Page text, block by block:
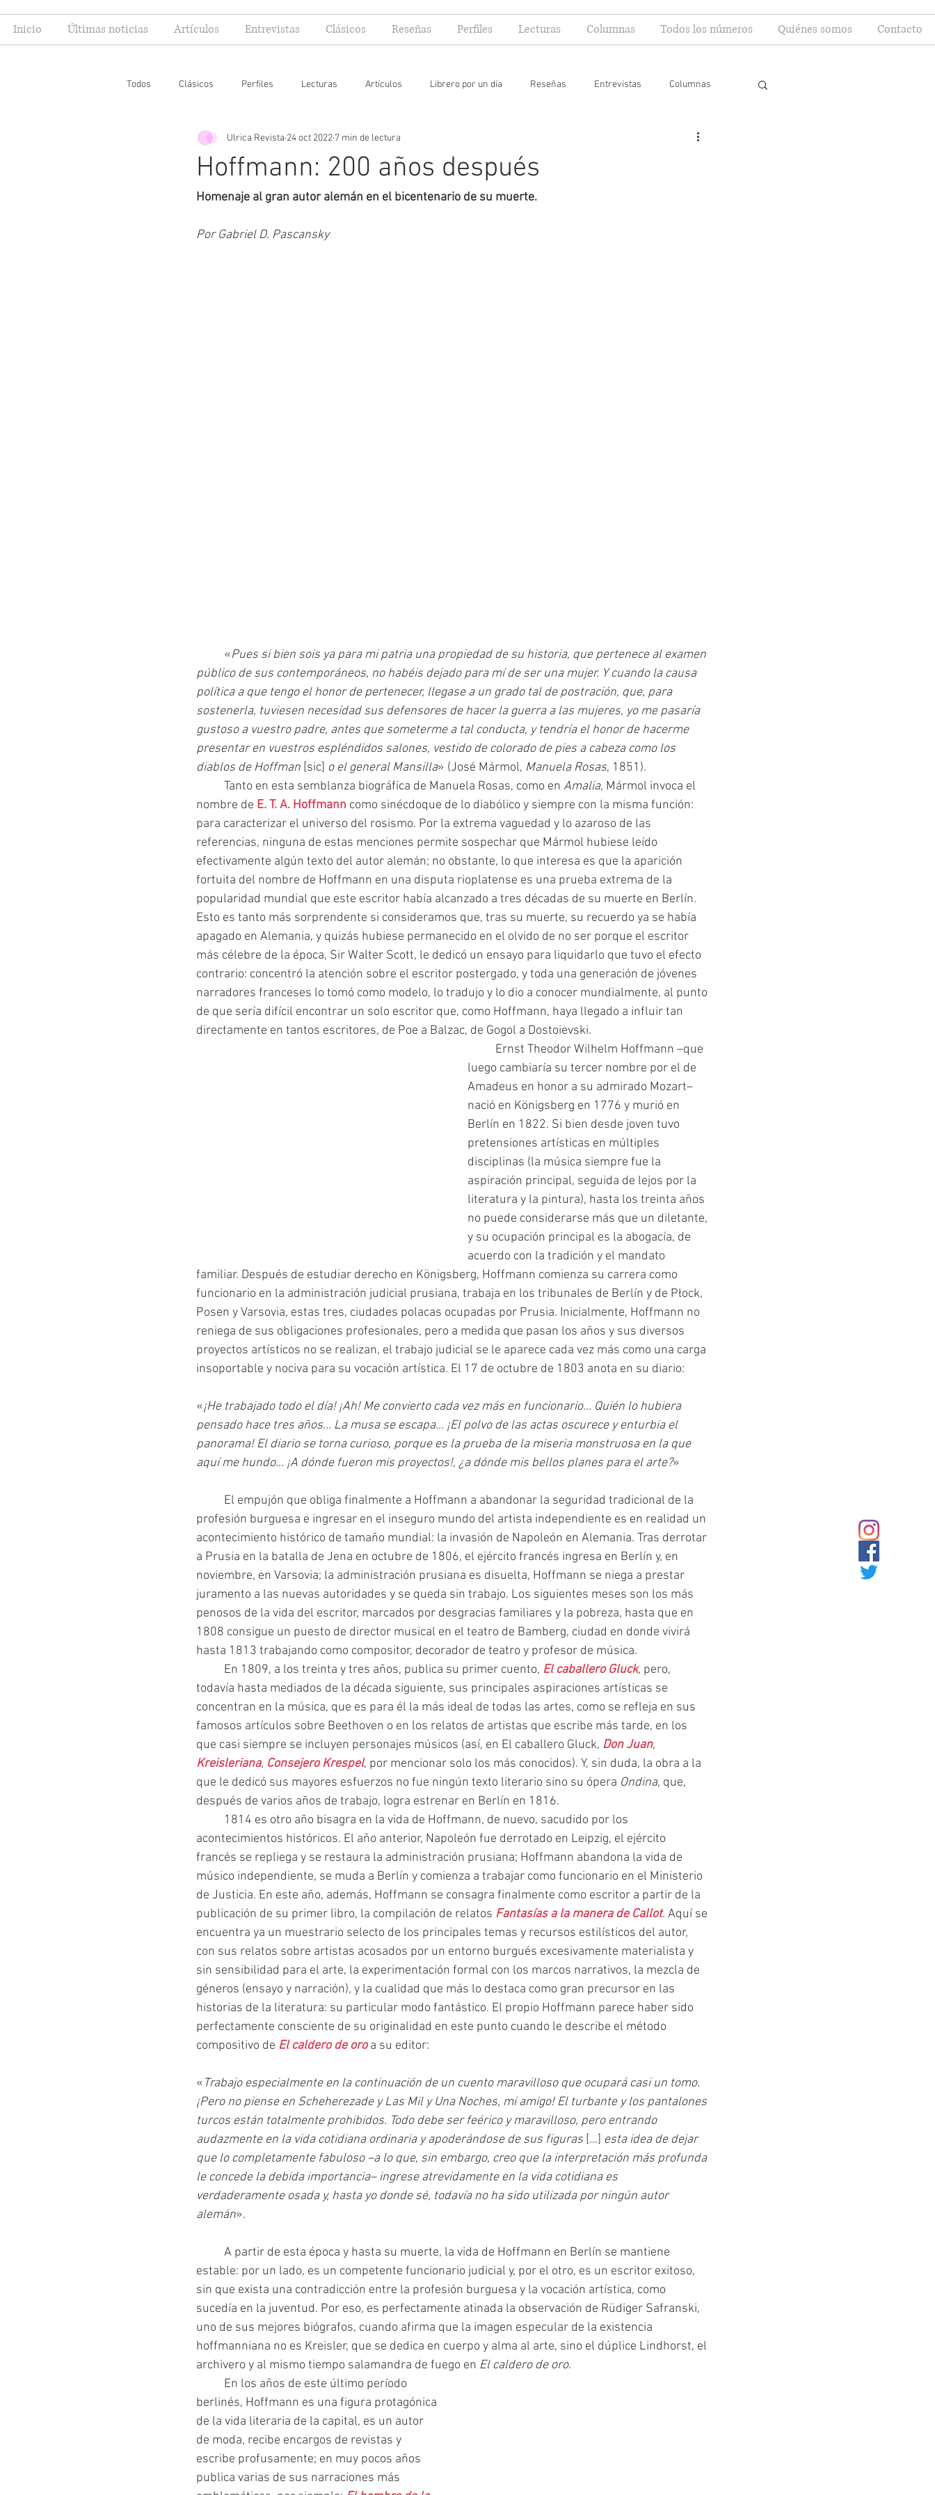
Inicio Últimas noticias Artículos Entrevistas Clásicos Reseñas Perfiles Lecturas Columnas Todos los números Quiénes somos Contacto
Todos Clásicos Perfiles Lecturas Artículos Librero por un día Reseñas Entrevistas Columnas
Editoriales Especial FIL Mi yo lector
Hoffmann: 200 años después
Ulrica Revista 24 oct 2022 7 min de lectura
Homenaje al gran autor alemán en el bicentenario de su muerte.
Por Gabriel D. Pascansky
	«
Pues si bien sois ya para mi patria una propiedad de su historia, que pertenece al examen
público de sus contemporáneos, no habéis dejado para mí de ser una mujer. Y cuando la causa
política a que tengo el honor de pertenecer, llegase a un grado tal de postración, que, para
sostenerla, tuviesen necesidad sus defensores de hacer la guerra a las mujeres, yo me pasaría
gustoso a vuestro padre, antes que someterme a tal conducta, y tendría el honor de hacerme
presentar en vuestros espléndidos salones, vestido de colorado de pies a cabeza como los
diablos de Hoffman [sic] o el general Mansilla» (José Mármol, Manuela Rosas, 1851).
Tanto en esta semblanza biográfica de Manuela Rosas, como en Amalia, Mármol invoca el
nombre de E. T. A. Hoffmann como sinécdoque de lo diabólico y siempre con la misma función:
para caracterizar el universo del rosismo. Por la extrema vaguedad y lo azaroso de las
referencias, ninguna de estas menciones permite sospechar que Mármol hubiese leído
efectivamente algún texto del autor alemán; no obstante, lo que interesa es que la aparición
fortuita del nombre de Hoffmann en una disputa rioplatense es una prueba extrema de la
popularidad mundial que este escritor había alcanzado a tres décadas de su muerte en Berlín.
Esto es tanto más sorprendente si consideramos que, tras su muerte, su recuerdo ya se había
apagado en Alemania, y quizás hubiese permanecido en el olvido de no ser porque el escritor
más célebre de la época, Sir Walter Scott, le dedicó un ensayo para liquidarlo que tuvo el efecto
contrario: concentró la atención sobre el escritor postergado, y toda una generación de jóvenes
narradores franceses lo tomó como modelo, lo tradujo y lo dio a conocer mundialmente, al punto
de que sería difícil encontrar un solo escritor que, como Hoffmann, haya llegado a influir tan
directamente en tantos escritores, de Poe a Balzac, de Gogol a Dostoievski.
luego cambiaría su tercer nombre por el de
Amadeus en honor a su admirado Mozart–
nació en Königsberg en 1776 y murió en
Berlín en 1822. Si bien desde joven tuvo
pretensiones artísticas en múltiples
disciplinas (la música siempre fue la
aspiración principal, seguida de lejos por la
literatura y la pintura), hasta los treinta años
no puede considerarse más que un diletante,
y su ocupación principal es la abogacía, de
acuerdo con la tradición y el mandato
familiar. Después de estudiar derecho en Königsberg, Hoffmann comienza su carrera como
funcionario en la administración judicial prusiana, trabaja en los tribunales de Berlín y de Płock,
Posen y Varsovia, estas tres, ciudades polacas ocupadas por Prusia. Inicialmente, Hoffmann no
reniega de sus obligaciones profesionales, pero a medida que pasan los años y sus diversos
proyectos artísticos no se realizan, el trabajo judicial se le aparece cada vez más como una carga
insoportable y nociva para su vocación artística. El 17 de octubre de 1803 anota en su diario:
«¡He trabajado todo el día! ¡Ah! Me convierto cada vez más en funcionario... Quién lo hubiera
pensado hace tres años… La musa se escapa… ¡El polvo de las actas oscurece y enturbia el
panorama! El diario se torna curioso, porque es la prueba de la miseria monstruosa en la que
aquí me hundo... ¡A dónde fueron mis proyectos!, ¿a dónde mis bellos planes para el arte?»
profesión burguesa e ingresar en el inseguro mundo del artista independiente es en realidad un
acontecimiento histórico de tamaño mundial: la invasión de Napoleón en Alemania. Tras derrotar
a Prusia en la batalla de Jena en octubre de 1806, el ejército francés ingresa en Berlín y, en
noviembre, en Varsovia; la administración prusiana es disuelta, Hoffmann se niega a prestar
juramento a las nuevas autoridades y se queda sin trabajo. Los siguientes meses son los más
penosos de la vida del escritor, marcados por desgracias familiares y la pobreza, hasta que en
1808 consigue un puesto de director musical en el teatro de Bamberg, ciudad en donde vivirá
hasta 1813 trabajando como compositor, decorador de teatro y profesor de música.
En 1809, a los treinta y tres años, publica su primer cuento, El caballero Gluck, pero,
todavía hasta mediados de la década siguiente, sus principales aspiraciones artísticas se
concentran en la música, que es para él la más ideal de todas las artes, como se refleja en sus
famosos artículos sobre Beethoven o en los relatos de artistas que escribe más tarde, en los
que casi siempre se incluyen personajes músicos (así, en El caballero Gluck, Don Juan,
Kreisleriana, Consejero Krespel, por mencionar solo los más conocidos). Y, sin duda, la obra a la
que le dedicó sus mayores esfuerzos no fue ningún texto literario sino su ópera Ondina, que,
después de varios años de trabajo, logra estrenar en Berlín en 1816.
acontecimientos históricos. El año anterior, Napoleón fue derrotado en Leipzig, el ejército
francés se repliega y se restaura la administración prusiana; Hoffmann abandona la vida de
músico independiente, se muda a Berlín y comienza a trabajar como funcionario en el Ministerio
de Justicia. En este año, además, Hoffmann se consagra finalmente como escritor a partir de la
publicación de su primer libro, la compilación de relatos Fantasías a la manera de Callot. Aquí se
encuentra ya un muestrario selecto de los principales temas y recursos estilísticos del autor,
con sus relatos sobre artistas acosados por un entorno burgués excesivamente materialista y
sin sensibilidad para el arte, la experimentación formal con los marcos narrativos, la mezcla de
géneros (ensayo y narración), y la cualidad que más lo destaca como gran precursor en las
historias de la literatura: su particular modo fantástico. El propio Hoffmann parece haber sido
perfectamente consciente de su originalidad en este punto cuando le describe el método
compositivo de El caldero de oro a su editor:
«Trabajo especialmente en la continuación de un cuento maravilloso que ocupará casi un tomo.
¡Pero no piense en Scheherezade y Las Mil y Una Noches, mi amigo! El turbante y los pantalones
turcos están totalmente prohibidos. Todo debe ser feérico y maravilloso, pero entrando
audazmente en la vida cotidiana ordinaria y apoderándose de sus figuras […] esta idea de dejar
que lo completamente fabuloso –a lo que, sin embargo, creo que la interpretación más profunda
le concede la debida importancia– ingrese atrevidamente en la vida cotidiana es
verdaderamente osada y, hasta yo donde sé, todavía no ha sido utilizada por ningún autor
alemán».
estable: por un lado, es un competente funcionario judicial y, por el otro, es un escritor exitoso,
sin que exista una contradicción entre la profesión burguesa y la vocación artística, como
sucedía en la juventud. Por eso, es perfectamente atinada la observación de Rüdiger Safranski,
uno de sus mejores biógrafos, cuando afirma que la imagen especular de la existencia
hoffmanniana no es Kreisler, que se dedica en cuerpo y alma al arte, sino el dúplice Lindhorst, el
archivero y al mismo tiempo salamandra de fuego en El caldero de oro.
berlinés, Hoffmann es una figura protagónica
de la vida literaria de la capital, es un autor
de moda, recibe encargos de revistas y
escribe profusamente; en muy pocos años
publica varias de sus narraciones más